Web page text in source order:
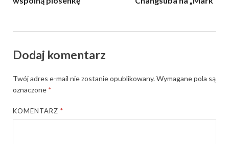
Dodaj komentarz
Twój adres e-mail nie zostanie opublikowany.Wymagane pola są
oznaczone *
KOMENTARZ*